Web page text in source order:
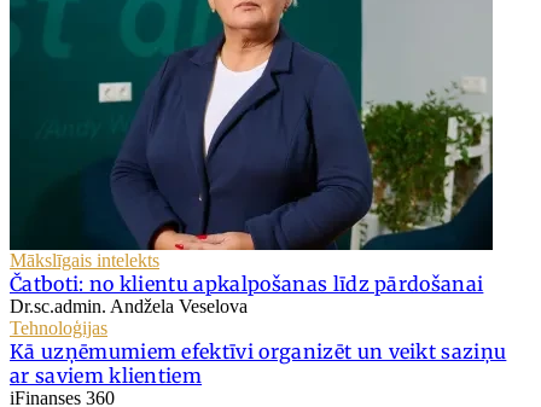
Mākslīgais intelekts
Čatboti: no klientu apkalpošanas līdz pārdošanai
Dr.sc.admin. Andžela Veselova
Tehnoloģijas
Kā uzņēmumiem efektīvi organizēt un veikt saziņu
ar saviem klientiem
iFinanses 360